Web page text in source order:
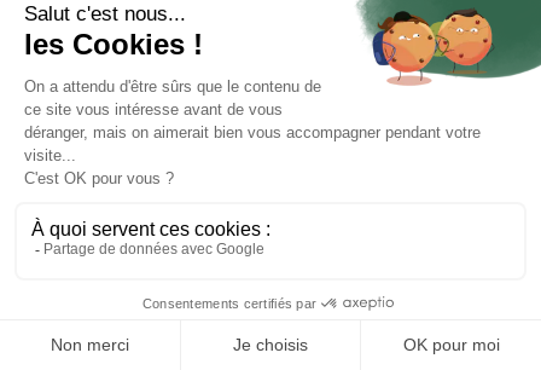
SUIVEZ-NOUS
06.16.14.25.38 - 06.10.92.44.18